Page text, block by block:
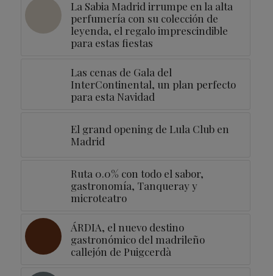
La Sabia Madrid irrumpe en la alta
perfumería con su colección de
leyenda, el regalo imprescindible
para estas fiestas
Las cenas de Gala del
InterContinental, un plan perfecto
para esta Navidad
El grand opening de Lula Club en
Madrid
Ruta 0.0% con todo el sabor,
gastronomía, Tanqueray y
microteatro
ÁRDIA, el nuevo destino
gastronómico del madrileño
callejón de Puigcerdà